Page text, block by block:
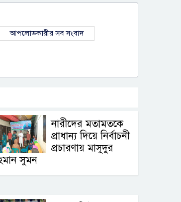
আপলোডকারীর সব সংবাদ
নারীদের মতামতকে
প্রাধান্য দিয়ে নির্বাচনী
প্রচারণায় মাসুদুর
সুমন